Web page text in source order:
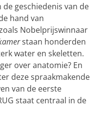
de geschiedenis van de
hand van
Nobelprijswinnaar
staan honderden
water en skeletten.
over anatomie? En
deze spraakmakende
van de eerste
staat centraal in de